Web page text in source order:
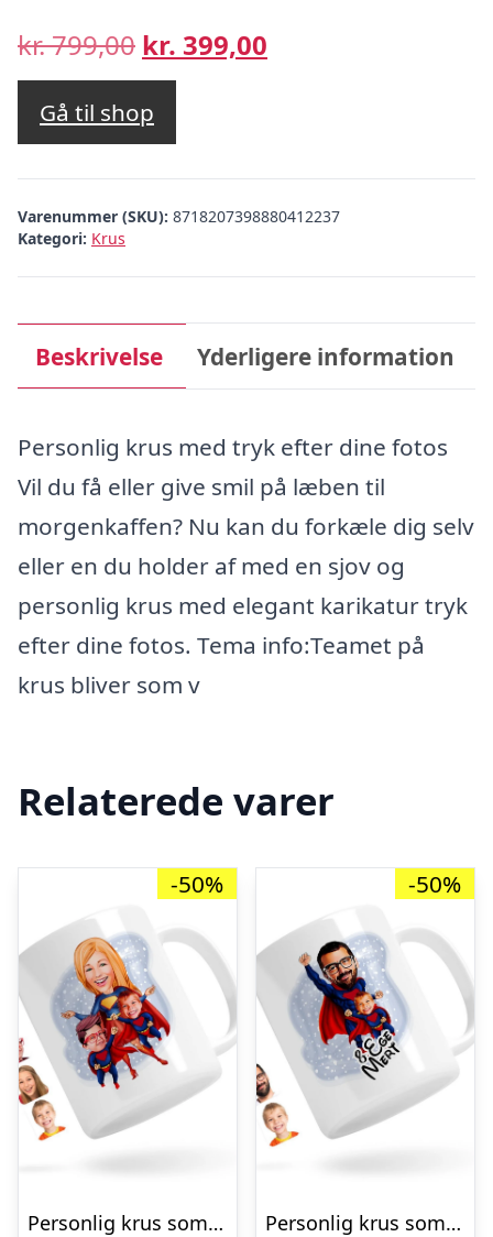
kr.799,00 Den
oprindelige
pris
var:
kr. 799,00.
kr. 399,00
kr. 399,00.
Gå til shop
Varenummer (SKU): 8718207398880412237
Kategori: Krus
Beskrivelse Yderligere information
Personlig krus med tryk efter dine fotos
Vil du få eller give smil på læben til
morgenkaffen? Nu kan du forkæle dig selv
eller en du holder af med en sjov og
personlig krus med elegant karikatur tryk
efter dine fotos. Tema info:Teamet på
krus bliver som v
Relaterede varer
-50%
Personlig krus som superhelt mor & sønner tryk (3 personer) – karikatur efter dine billeder
-50%
Personlig krus som superhelt far & søn tryk (2 personer) – karikatur efter dine billeder